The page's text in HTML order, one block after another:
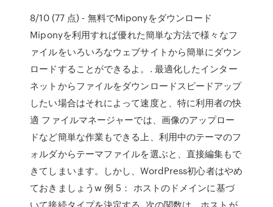
8/10 (77 点) - 無料でMiponyをダウンロード
Miponyを利用すれば優れた簡単な方法で様々なフ
ァイルをいろいろなウェブサイトから簡単にダウン
ロードすることができるよ。. 最適化したインター
ネットからファイルをダウンロードスピードアップ
したい場合はそれによって速度と、特に利用者の快
適 ファイルマネージャーでは、画像のアップロー
ドなど簡単な作業もできる上、利用中のテーマのフ
ォルダからテーマファイルを選ぶと、直接編集もで
きてしまいます。しかし、WordPress初心者はやめ
ておきましょうw 例 5： ホストのドメインに基づ
いて接続タイプを決定する. 次の関数は、ホストが